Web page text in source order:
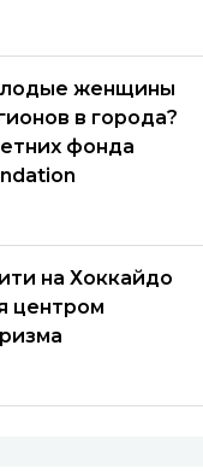
женщины
в города?
фонда
на Хоккайдо
центром